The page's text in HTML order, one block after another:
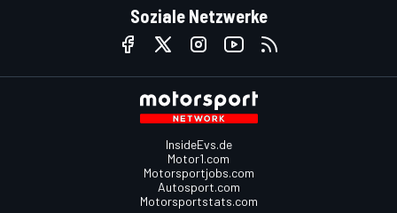
Soziale Netzwerke
InsideEvs.de
Motor1.com
Motorsportjobs.com
Autosport.com
Motorsportstats.com